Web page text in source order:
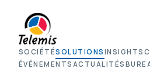
SOCIÉTÉSOLUTIONS INSIGHTS
ÉVÉNEMENTS ACTUALITÉS